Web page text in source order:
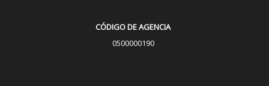
CÓDIGO DE AGENCIA
0500000190